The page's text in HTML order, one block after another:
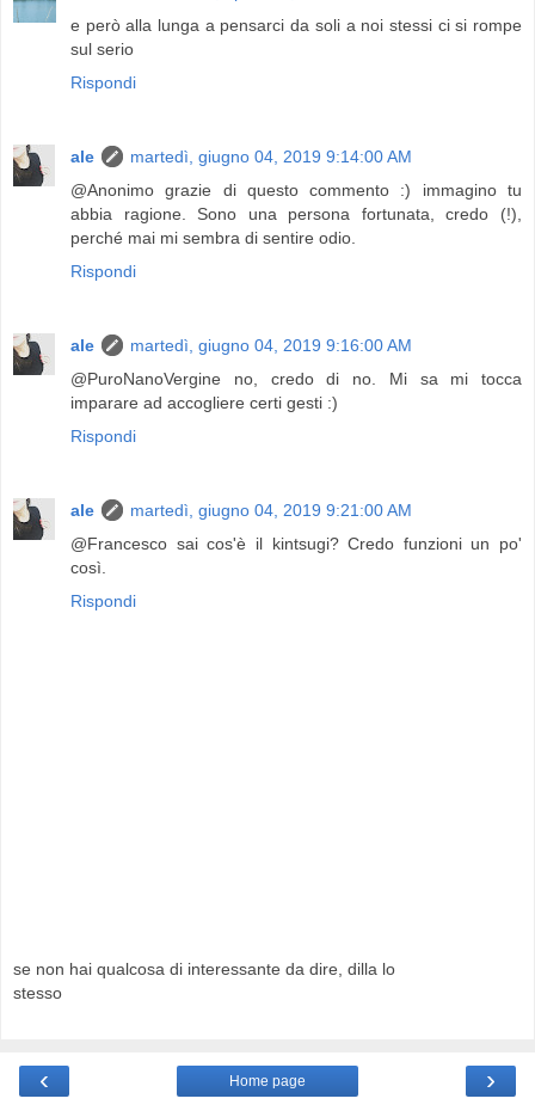
e però alla lunga a pensarci da soli a noi stessi ci si rompe
sul serio
Rispondi
ale
martedì, giugno 04, 2019 9:14:00 AM
@Anonimo grazie di questo commento :) immagino tu
abbia ragione. Sono una persona fortunata, credo (!),
perché mai mi sembra di sentire odio.
Rispondi
ale
martedì, giugno 04, 2019 9:16:00 AM
@PuroNanoVergine no, credo di no. Mi sa mi tocca
imparare ad accogliere certi gesti :)
Rispondi
ale
martedì, giugno 04, 2019 9:21:00 AM
@Francesco sai cos'è il kintsugi? Credo funzioni un po'
così.
Rispondi
se non hai qualcosa di interessante da dire, dilla lo
stesso
‹ ›
Home page